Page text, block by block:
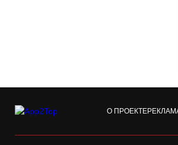
О ПРОЕКТЕ